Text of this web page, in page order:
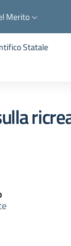
Merito
Statale